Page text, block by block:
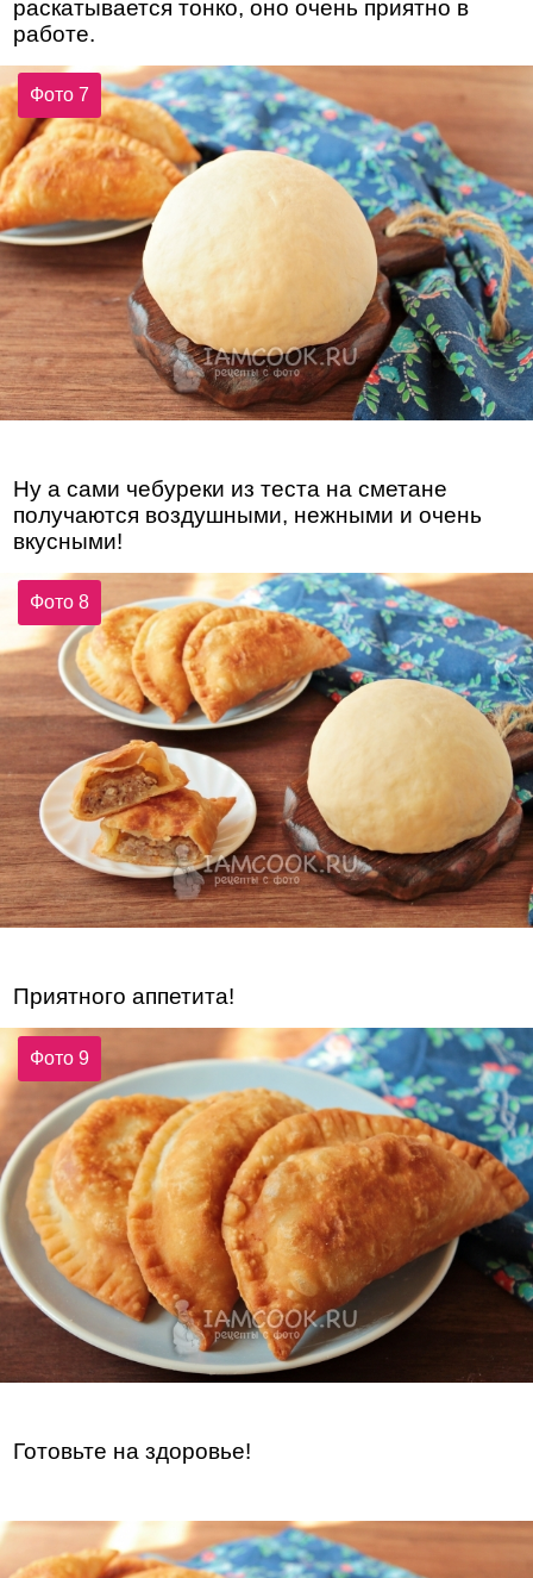
раскатывается тонко, оно очень приятно в
работе.
Фото 7
Ну а сами чебуреки из теста на сметане
получаются воздушными, нежными и очень
вкусными!
Фото 8
Приятного аппетита!
Фото 9
Готовьте на здоровье!